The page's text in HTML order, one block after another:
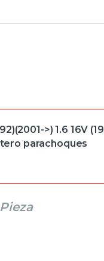
>) 1.6 16V
parachoques